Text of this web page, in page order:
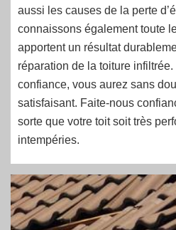
aussi les causes de la perte
connaissons également toute
apportent un résultat
réparation de la toiture
confiance, vous aurez sans
satisfaisant. Faite-nous
sorte que votre toit soit très
intempéries.